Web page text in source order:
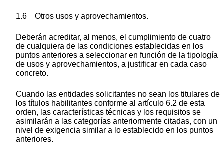
1.6 Otros usos y aprovechamientos.
Deberán acreditar, al menos, el cumplimiento de cuatro
de cualquiera de las condiciones establecidas en los
puntos anteriores a seleccionar en función de la tipología
de usos y aprovechamientos, a justificar en cada caso
concreto.
Cuando las entidades solicitantes no sean los titulares de
los títulos habilitantes conforme al artículo 6.2 de esta
orden, las características técnicas y los requisitos se
asimilarán a las categorías anteriormente citadas, con un
nivel de exigencia similar a lo establecido en los puntos
anteriores.